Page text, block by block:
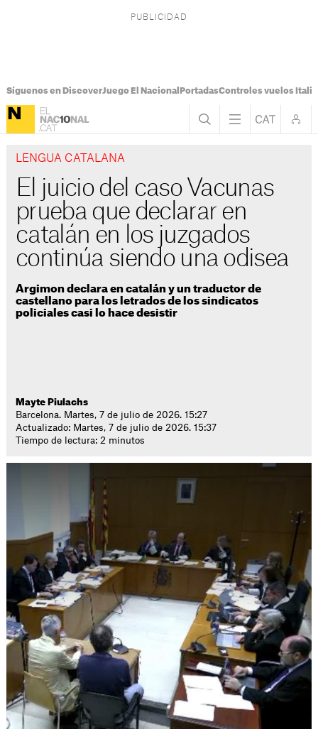
Síguenos en DiscoverJuego El Nacional PortadasControles vuelos Italia
LENGUA CATALANA
El juicio del caso Vacunas
prueba que declarar en
catalán en los juzgados
continúa siendo una odisea
Argimon declara en catalán y un traductor de
castellano para los letrados de los sindicatos
policiales casi lo hace desistir
Mayte Piulachs
Barcelona. Martes, 7 de julio de 2026. 15:27
Actualizado: Martes, 7 de julio de 2026. 15:37
Tiempo de lectura: 2 minutos